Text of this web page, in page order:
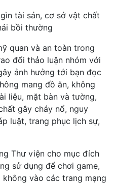
tài sản, cơ sở vật chất
bồi thường
quan và an toàn trong
đổi thảo luận nhóm với
ảnh hưởng tới bạn đọc
mang đồ ăn, không
liệu, mặt bàn và tường,
gây cháy nổ, nguy
luật, trang phục lịch sự,
Thư viện cho mục đích
sử dụng để chơi game,
không vào các trang mạng